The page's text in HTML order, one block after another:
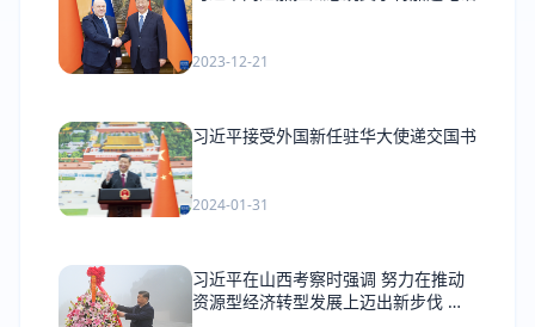
2023-12-21
习近平接受外国新任驻华大使递交国书
2024-01-31
习近平在山西考察时强调 努力在推动
资源型经济转型发展上迈出新步伐 奋